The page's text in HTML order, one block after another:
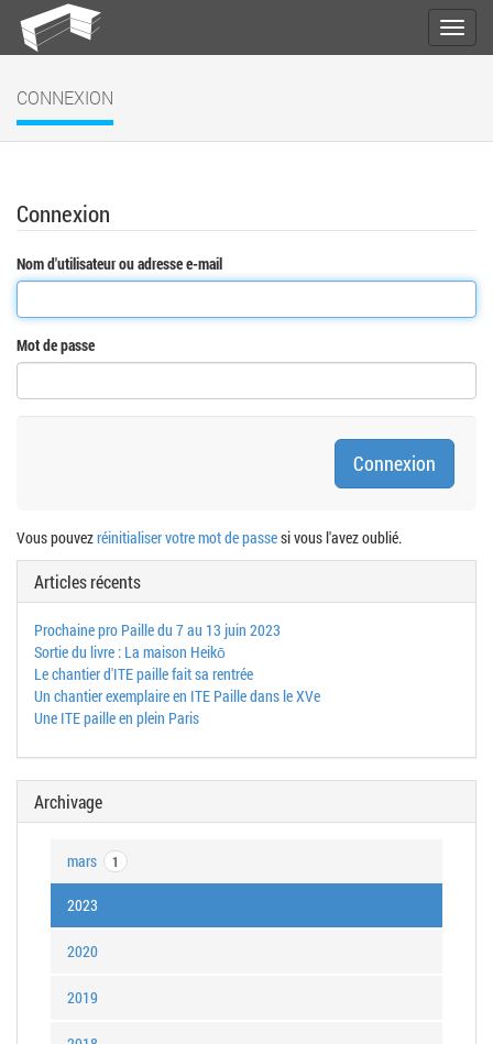
CONNEXION
Connexion
Nom d'utilisateur ou adresse e-mail
Mot de passe
Vous pouvezréinitialiser votre mot de passesi vous l'avez oublié.
Articles récents
Prochaine pro Paille du 7 au 13 juin 2023
Sortie du livre : La maison Heikō
Le chantier d'ITE paille fait sa rentrée
Un chantier exemplaire en ITE Paille dans le XVe
Une ITE paille en plein Paris
Archivage
mars 1
2023
2020
2019